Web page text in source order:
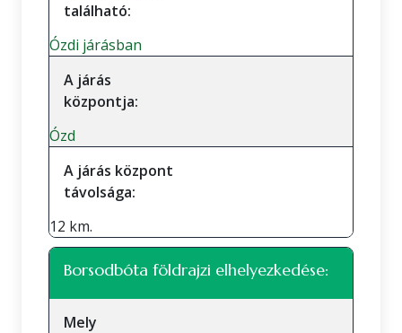
található:
Ózdi járásban
A járás
központja:
Ózd
A járás központ
távolsága:
12 km.
Borsodbóta földrajzi elhelyezkedése:
Mely